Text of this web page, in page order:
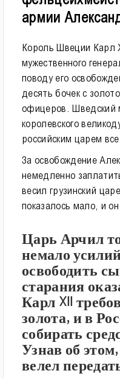
армии
Король Швеции Карл
мужественного
поводу его
десять бочек с
офицеров. Шведский
королевского
российским царем
За освобождение
немедленно
весил грузинский
показалось мало, и
Царь Арчил
немало
освободить
старания
Карл XII
золота, и в
собирать
Узнав об
велел